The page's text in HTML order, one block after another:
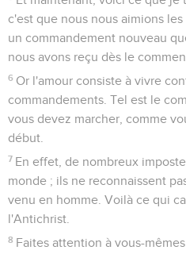
c'est que nous nous aimions les
un commandement nouveau
nous avons reçu dès le
6 Or l'amour consiste à vivre
commandements. Tel est le
vous devez marcher, comme
début.
7 En effet, de nombreux
monde ; ils ne reconnaissent
venu en homme. Voilà ce qui
l'Antichrist.
8 Faites attention à vous-